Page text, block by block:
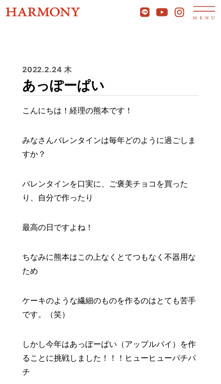
2022.2.24 木
あっぽーぱい
こんにちは！経理の熊本です！
みなさんバレンタインは毎年どのように過ごしま
すか？
バレンタインを口実に、ご褒美チョコを買った
り、自分で作ったり
最高の日ですよね！
ちなみに熊本はこの上なくとてつもなく不器用な
ため
ケーキのような繊細のものを作るのはとても苦手
です。（笑）
しかし今年はあっぽーぱい（アップルパイ）を作
ることに挑戦しました！！！ヒューヒューパチパ
チ